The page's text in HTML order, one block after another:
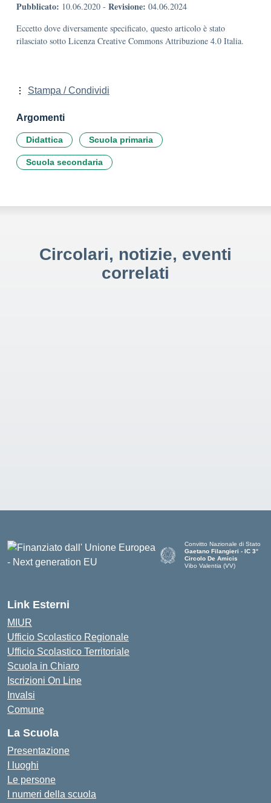
Pubblicato: 10.06.2020 - Revisione: 04.06.2024
Eccetto dove diversamente specificato, questo articolo è stato
rilasciato sotto Licenza Creative Commons Attribuzione 4.0 Italia.
Stampa / Condividi
Argomenti
Didattica Scuola primaria
Scuola secondaria
Circolari, notizie, eventi
correlati
Convitto Nazionale di Stato
Gaetano Filangieri - IC 3°
Circolo De Amicis
Vibo Valentia (VV)
Link Esterni
MIUR
Ufficio Scolastico Regionale
Ufficio Scolastico Territoriale
Scuola in Chiaro
Iscrizioni On Line
Invalsi
Comune
La Scuola
Presentazione
I luoghi
Le persone
I numeri della scuola